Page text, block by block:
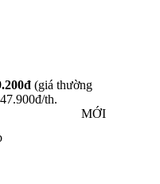
(giá thường
th.
MỚI